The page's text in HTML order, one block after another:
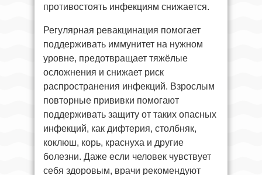
противостоять инфекциям снижается.
Регулярная ревакцинация помогает
поддерживать иммунитет на нужном
уровне, предотвращает тяжёлые
осложнения и снижает риск
распространения инфекций. Взрослым
повторные прививки помогают
поддерживать защиту от таких опасных
инфекций, как дифтерия, столбняк,
коклюш, корь, краснуха и другие
болезни. Даже если человек чувствует
себя здоровым, врачи рекомендуют